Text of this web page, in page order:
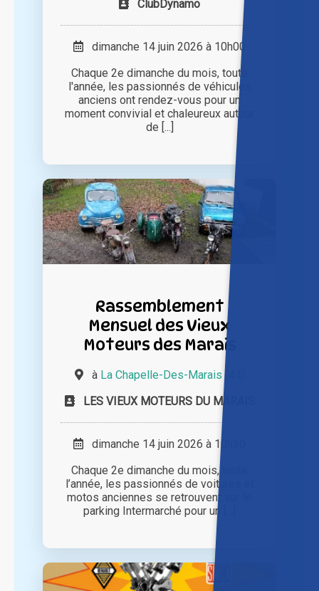
ClubDynamo
dimanche 14 juin 2026 à 10h00
Chaque 2e dimanche du mois, toute
l'année, les passionnés de véhicules
anciens ont rendez-vous pour un
moment convivial et chaleureux autour
de [...]
Rassemblement
Mensuel des Vieux
Moteurs des Marais
à La Chapelle-Des-Marais (44)
LES VIEUX MOTEURS DU MARAIS
dimanche 14 juin 2026 à 10h30
Chaque 2e dimanche du mois, toute
l’année, les passionnés de voitures et
motos anciennes se retrouvent sur le
parking Intermarché pour un [...]